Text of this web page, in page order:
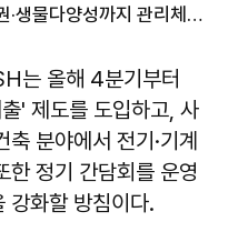
SH, ESG 경영 강화 나서…인권·생물다양성까지 관리체계 확대
는 올해 4분기부터
' 제도를 도입하고, 사
분야에서 전기·기계
한 정기 간담회를 운영
강화할 방침이다.